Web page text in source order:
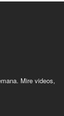
Mire videos,